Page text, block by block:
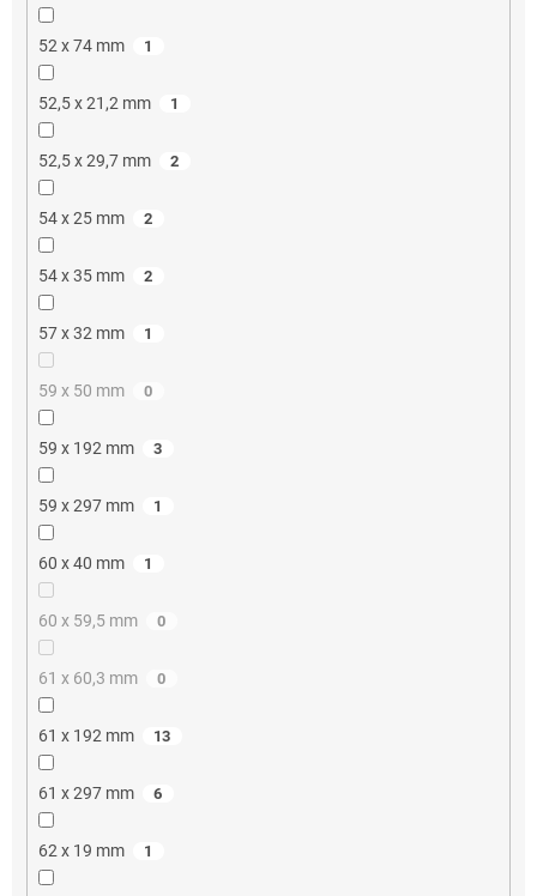
52 x 74 mm 1
52,5 x 21,2 mm 1
52,5 x 29,7 mm 2
54 x 25 mm 2
54 x 35 mm 2
57 x 32 mm 1
59 x 50 mm 0
59 x 192 mm 3
59 x 297 mm 1
60 x 40 mm 1
60 x 59,5 mm 0
61 x 60,3 mm 0
61 x 192 mm 13
61 x 297 mm 6
62 x 19 mm 1